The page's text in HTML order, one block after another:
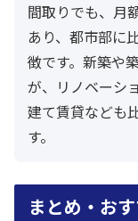
間取りでも、月
あり、都市部に
徴です。新築や
が、リノベーシ
建て賃貸なども
す。
まとめ・お